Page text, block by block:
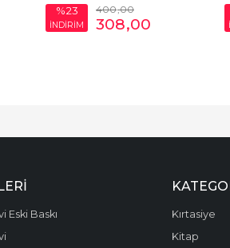
%23
İNDİRİM
400,00
308,00
Eski Baskı
Kırtasiye
Kitap